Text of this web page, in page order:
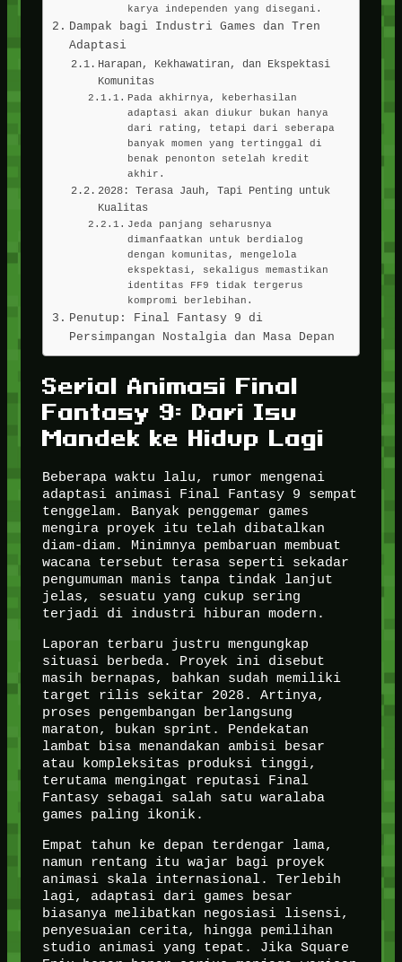
karya independen yang disegani.
Dampak bagi Industri Games dan Tren
Adaptasi
Harapan, Kekhawatiran, dan Ekspektasi
Komunitas
Pada akhirnya, keberhasilan
adaptasi akan diukur bukan hanya
dari rating, tetapi dari seberapa
banyak momen yang tertinggal di
benak penonton setelah kredit
akhir.
2028: Terasa Jauh, Tapi Penting untuk
Kualitas
Jeda panjang seharusnya
dimanfaatkan untuk berdialog
dengan komunitas, mengelola
ekspektasi, sekaligus memastikan
identitas FF9 tidak tergerus
kompromi berlebihan.
Penutup: Final Fantasy 9 di
Persimpangan Nostalgia dan Masa Depan
Serial Animasi Final
Fantasy 9: Dari Isu
Mandek ke Hidup Lagi
Beberapa waktu lalu, rumor mengenai
adaptasi animasi Final Fantasy 9 sempat
tenggelam. Banyak penggemar games
mengira proyek itu telah dibatalkan
diam-diam. Minimnya pembaruan membuat
wacana tersebut terasa seperti sekadar
pengumuman manis tanpa tindak lanjut
jelas, sesuatu yang cukup sering
terjadi di industri hiburan modern.
Laporan terbaru justru mengungkap
situasi berbeda. Proyek ini disebut
masih bernapas, bahkan sudah memiliki
target rilis sekitar 2028. Artinya,
proses pengembangan berlangsung
maraton, bukan sprint. Pendekatan
lambat bisa menandakan ambisi besar
atau kompleksitas produksi tinggi,
terutama mengingat reputasi Final
Fantasy sebagai salah satu waralaba
games paling ikonik.
Empat tahun ke depan terdengar lama,
namun rentang itu wajar bagi proyek
animasi skala internasional. Terlebih
lagi, adaptasi dari games besar
biasanya melibatkan negosiasi lisensi,
penyesuaian cerita, hingga pemilihan
studio animasi yang tepat. Jika Square